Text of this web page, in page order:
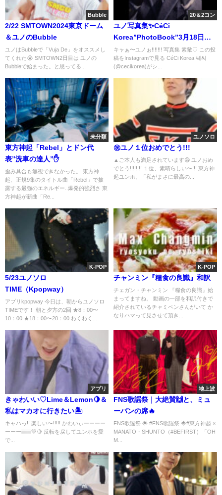
Bubble
2/22 SMTOWN2024東京ドーム
＆ユノのBubble
ユノはBubbleで「Vuja De」をオススメし
てくれた😭 SMTOWN2日目は ユノの
Bubbleで始まった。と思ってる...
20＆2コン
ユノ写真集✨CéCi
Korea”PhotoBook”3月18日プ
レオーダー&ジャカルタコン、
ticket買えなかった😭
キャぁ〜ユノぉ!!!!!!! 写真集 素敵♡ この投
稿をInstagramで見る CéCi Korea 쎄씨
(@cecikorea)がシ...
未分類
東方神起「Rebel」とドン代
表”洗車の達人”✋
歪み具合も無視できなかった。 東方神
起、正規9集のタイトル曲「Rebel」で披
露する最強のエネルギー..爆発的強烈さ 東
方神起が新曲「Re...
ユノソロ
㊗ユノ１位おめでとう!!!
▲ご本人も満足されています😁 ユノおめ
でとう!!!!!!!! １位、素晴らしい〜!!! 東方神
起ユンホ、「私がまさに最高の...
K-POP
5/23ユノソロ
TIME（Kpopway）
アプリkpopway 今日は、朝からユノソロ
TIMEです！ 朝と夕方の2回 ★8：00〜
10：00 ★18：00〜20：00 わくわく...
K-POP
チャンミン『糧食の良識』和訳
チェガン・チャンミン 『糧食の良識』始
まってますね。 動画の一部を和訳付きで
紹介されているチャミペンさんがいて か
なりハマって見させて頂き...
アプリ
きゃわいい♡Lime＆Lemon🍋＆
私はマカオに行きたい🏝
キャハっ!! 楽しい〜!!!!! かわいぃーーーー
ーーーiiiiiiiiii💚🍋 反転を戻してユンホを愛
で...
地上波
FNS歌謡祭｜大絶賛🙌と、ミュ
ーバンの席🔥
FNS歌謡祭 🌟 #FNS歌謡祭 🌟#東方神起 ×
MANATO・SHUNTO（#BEFIRST）「OH
M...